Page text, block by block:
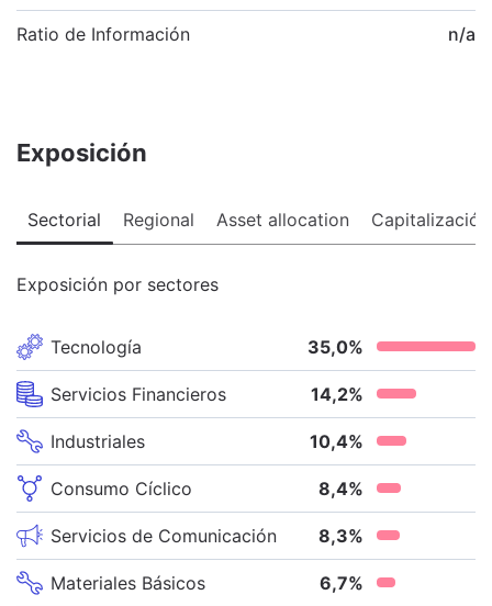
Ratio de Información n/a
Exposición
Sectorial Regional Asset allocation Capitalización
Exposición por sectores
Tecnología 35,0%
Servicios Financieros 14,2%
Industriales 10,4%
Consumo Cíclico 8,4%
Servicios de Comunicación 8,3%
Materiales Básicos 6,7%